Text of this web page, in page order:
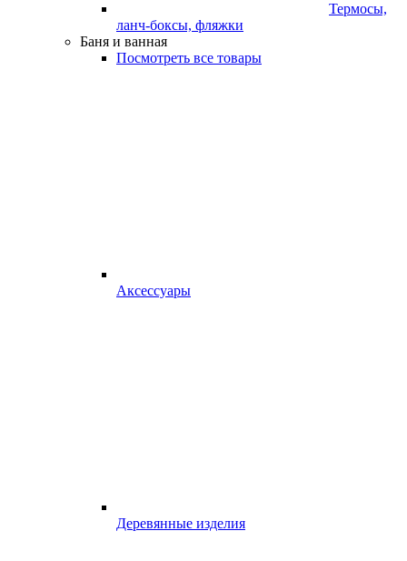
Термосы,
ланч-боксы, фляжки
Баня и ванная
Посмотреть все товары
Аксессуары
Деревянные изделия